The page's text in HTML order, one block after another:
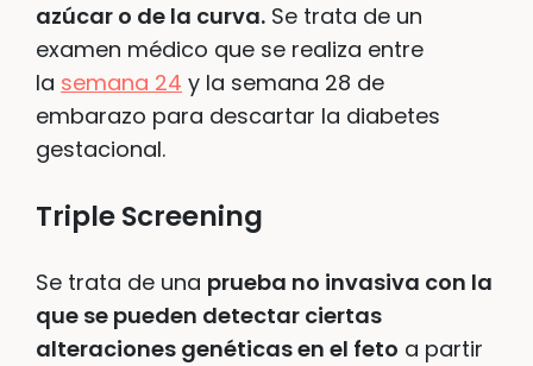
azúcar o de la curva. Se trata de un
examen médico que se realiza entre
la semana 24 y la semana 28 de
embarazo para descartar la diabetes
gestacional.
Triple Screening
Se trata de una prueba no invasiva con la
que se pueden detectar ciertas
alteraciones genéticas en el feto a partir